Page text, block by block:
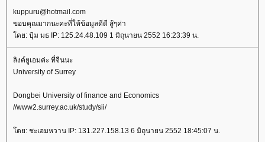
kuppuru@hotmail.com
ขอบคุณมากนะคะที่ให้ข้อมูลดีดี สู้ๆค่า
ดย: ปุ้ม มธ IP: 125.24.48.109 1 มิถุนายน 2552 16:23:39 น.
ลิงค์ยูเอมค่ะ ที่จีนนะ
University of Surrey
Dongbei University of finance and Economics
//www2.surrey.ac.uk/study/sii/
ดย: ชะเอมหวาน IP: 131.227.158.13 6 มิถุนายน 2552 18:45:07 น.